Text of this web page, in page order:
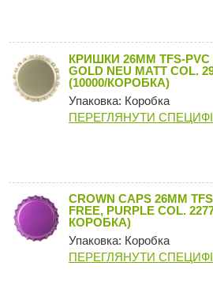
КРИШКИ 26MM TFS-PVC
GOLD NEU MATT COL.
(10000/КОРОБКА)
Упаковка: Коробка
ПЕРЕГЛЯНУТИ
CROWN CAPS 26MM
FREE, PURPLE COL.
КОРОБКА)
Упаковка: Коробка
ПЕРЕГЛЯНУТИ